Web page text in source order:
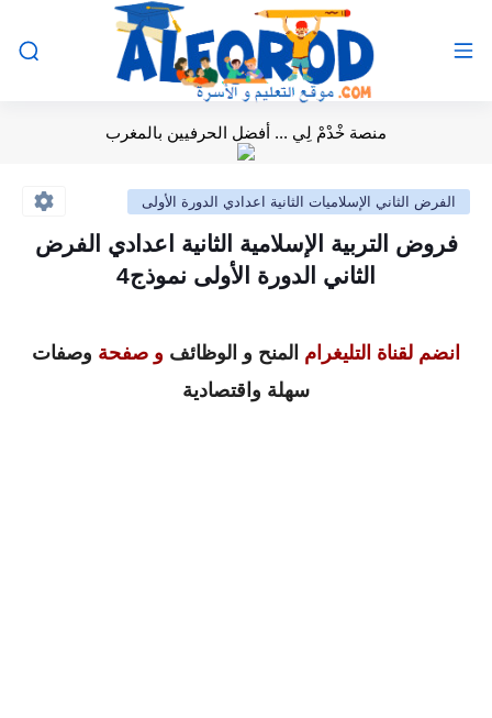
منصة خْدْمْ لِي ... أفضل الحرفيين بالمغرب
الفرض الثاني الإسلاميات الثانية اعدادي الدورة الأولى
فروض التربية الإسلامية الثانية اعدادي الفرض
الثاني الدورة الأولى نموذج4
انضم لقناة التليغرام المنح و الوظائف و صفحة وصفات
سهلة واقتصادية